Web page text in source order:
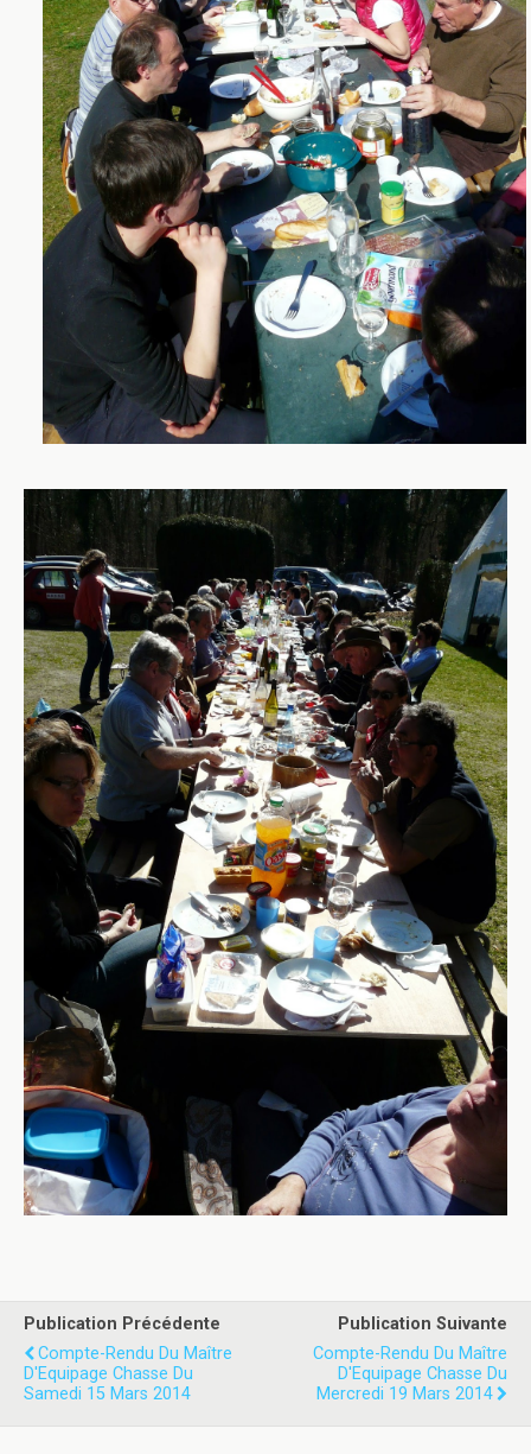
Publication Précédente
Compte-Rendu Du Maître
D'Equipage Chasse Du
Samedi 15 Mars 2014
Publication Suivante
Compte-Rendu Du Maître
D'Equipage Chasse Du
Mercredi 19 Mars 2014